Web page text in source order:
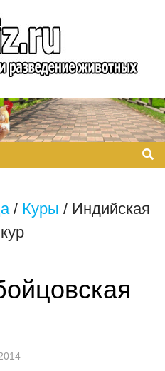
/ Куры / Индийская